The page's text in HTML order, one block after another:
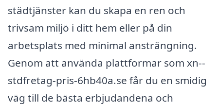
städtjänster kan du skapa en ren och
trivsam miljö i ditt hem eller på din
arbetsplats med minimal ansträngning.
Genom att använda plattformar som xn--
stdfretag-pris-6hb40a.se får du en smidig
väg till de bästa erbjudandena och